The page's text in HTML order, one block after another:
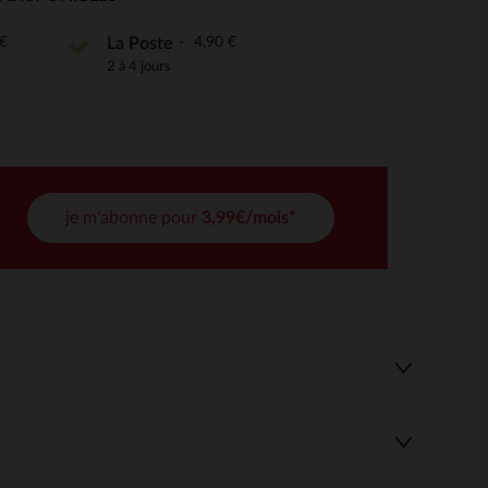
La Poste 4,90 €
2 à 4 jours
je m'abonne pour 3,99€/mois*